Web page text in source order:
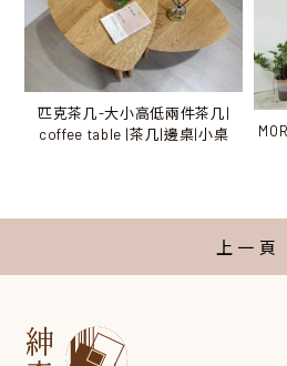
匹克茶几-大小高低兩件茶几|
coffee table |茶几|邊桌|小桌
上一頁